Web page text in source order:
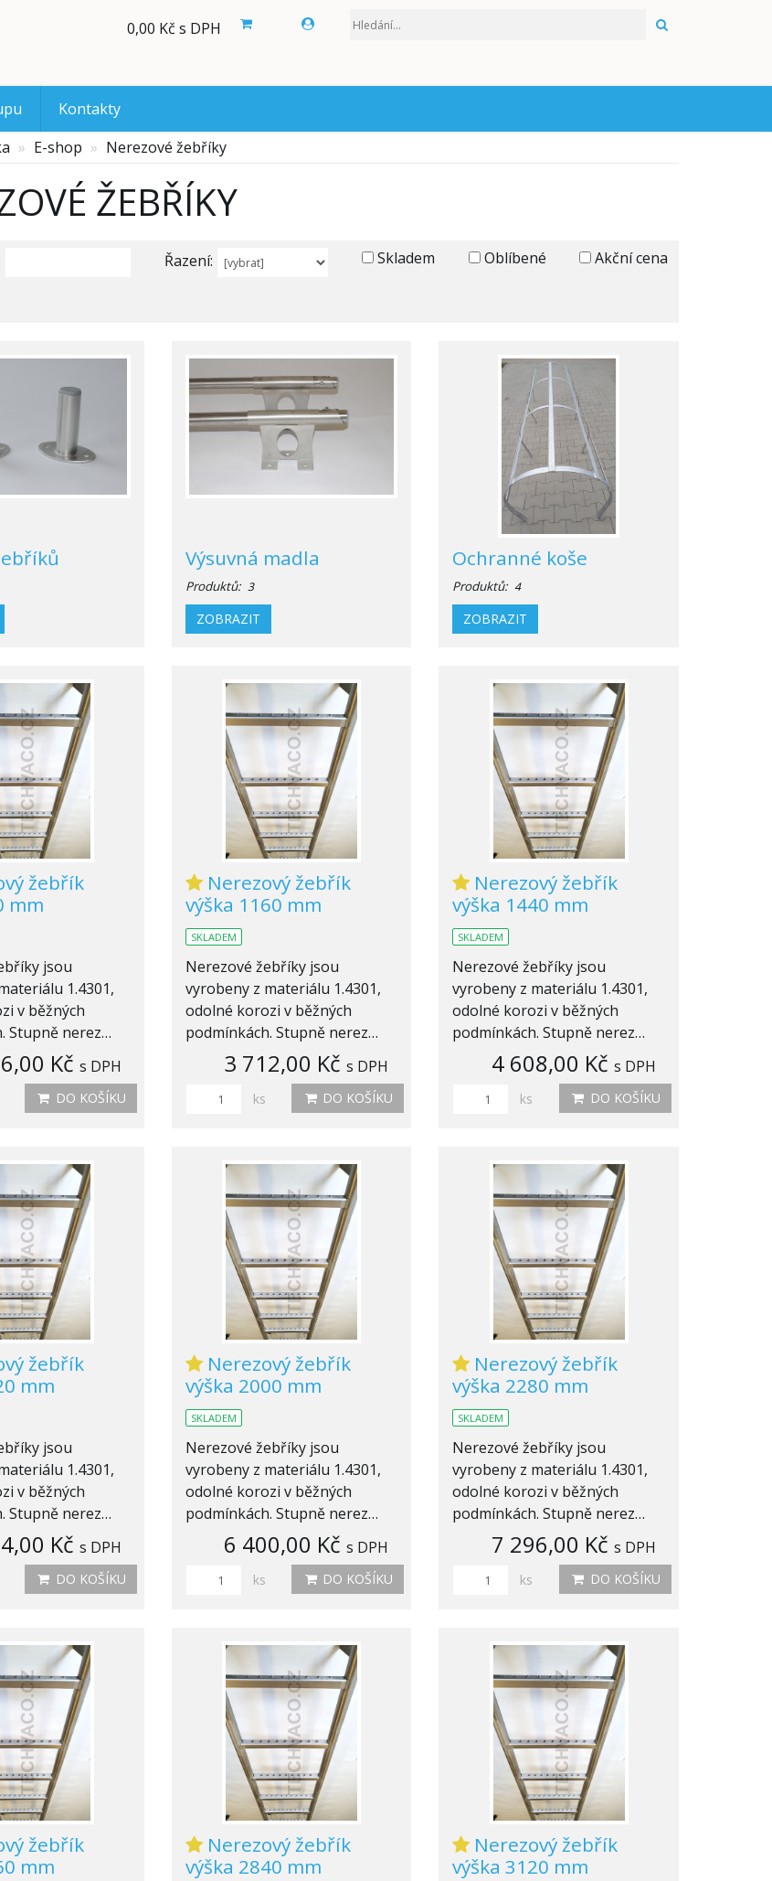
0,00 Kč s DPH
Kontakty
E-shop Nerezové žebříky
ŽEBŘÍKY
Řazení: Skladem Oblíbené Akční cena
Výsuvná madla
Produktů: 3
ZOBRAZIT
Ochranné koše
Produktů: 4
ZOBRAZIT
žebřík
mm
jsou
1.4301,
v běžných
Stupně nerez…
Kč s DPH
DO KOŠÍKU
Nerezový žebřík
výška 1160 mm
SKLADEM
Nerezové žebříky jsou
vyrobeny z materiálu 1.4301,
odolné korozi v běžných
podmínkách. Stupně nerez…
3 712,00 Kčs DPH
ks DO KOŠÍKU
Nerezový žebřík
výška 1440 mm
SKLADEM
Nerezové žebříky jsou
vyrobeny z materiálu 1.4301,
odolné korozi v běžných
podmínkách. Stupně nerez…
4 608,00 Kč s DPH
ks DO KOŠÍKU
žebřík
mm
jsou
1.4301,
v běžných
Stupně nerez…
Kč s DPH
DO KOŠÍKU
Nerezový žebřík
výška 2000 mm
SKLADEM
Nerezové žebříky jsou
vyrobeny z materiálu 1.4301,
odolné korozi v běžných
podmínkách. Stupně nerez…
6 400,00 Kčs DPH
ks DO KOŠÍKU
Nerezový žebřík
výška 2280 mm
SKLADEM
Nerezové žebříky jsou
vyrobeny z materiálu 1.4301,
odolné korozi v běžných
podmínkách. Stupně nerez…
7 296,00 Kč s DPH
ks DO KOŠÍKU
žebřík
mm
Nerezový žebřík
výška 2840 mm
Nerezový žebřík
výška 3120 mm